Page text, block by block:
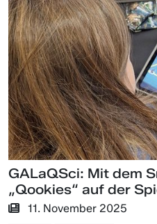
GALaQSci: Mit dem
„Qookies“ auf der
11. November 2025